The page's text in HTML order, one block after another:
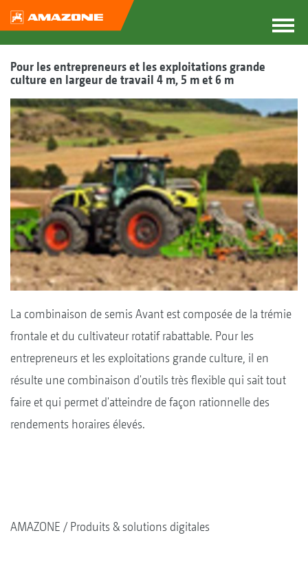
Pour les entrepreneurs et les exploitations grande
culture en largeur de travail 4 m, 5 m et 6 m
La combinaison de semis Avant est composée de la trémie
frontale et du cultivateur rotatif rabattable. Pour les
entrepreneurs et les exploitations grande culture, il en
résulte une combinaison d'outils très flexible qui sait tout
faire et qui permet d'atteindre de façon rationnelle des
rendements horaires élevés.
AMAZONE Produits & solutions digitales